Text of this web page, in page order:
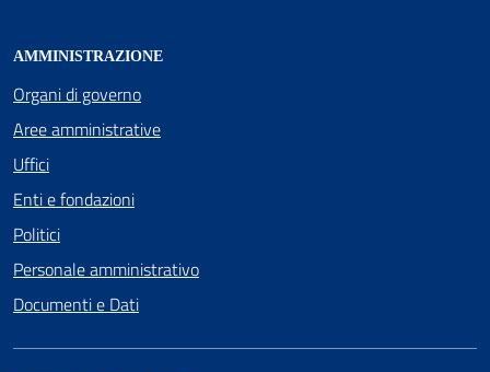
AMMINISTRAZIONE
Organi di governo
Aree amministrative
Uffici
Enti e fondazioni
Politici
Personale amministrativo
Documenti e Dati